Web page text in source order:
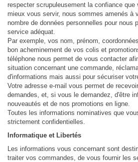
respecter scrupuleusement la confiance
mieux vous servir, nous sommes amenés à
nombre de données personnelles pour nous
service adéquat.
Par exemple, vos nom, prénom,
bon acheminement de vos colis et
téléphone nous permet de vous contacter
situation concernant une commande,
d'informations mais aussi pour sécuriser
Votre adresse e-mail vous permet de
demandes, et, si vous le demandez, d'être
nouveautés et de nos promotions en ligne.
Toutes les informations nominatives que
strictement confidentielles.
Informatique et Libertés
Les informations vous concernant sont
traiter vos commandes, de vous fournir les